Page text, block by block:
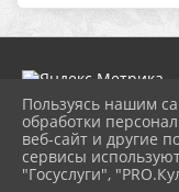
2026 г.
Вход
Карта сайта
Пользуясь нашим
обработки
веб-сайт и другие
сервисы
"Госуслуги",